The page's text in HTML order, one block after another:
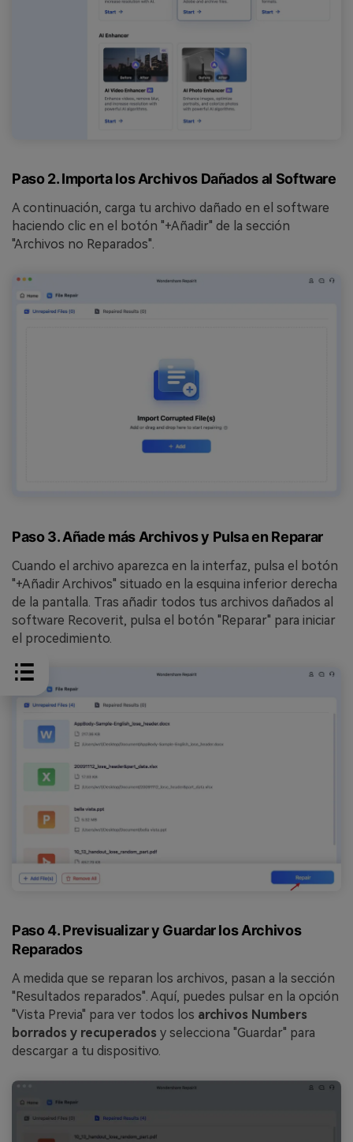
Paso 2. Importa los Archivos Dañados al Software
A continuación, carga tu archivo dañado en el software
haciendo clic en el botón "+Añadir" de la sección
"Archivos no Reparados".
Paso 3. Añade más Archivos y Pulsa en Reparar
Cuando el archivo aparezca en la interfaz, pulsa el botón
"+Añadir Archivos" situado en la esquina inferior derecha
de la pantalla. Tras añadir todos tus archivos dañados al
software Recoverit, pulsa el botón "Reparar" para iniciar
el procedimiento.
Paso 4. Previsualizar y Guardar los Archivos
Reparados
A medida que se reparan los archivos, pasan a la sección
"Resultados reparados". Aquí, puedes pulsar en la opción
"Vista Previa" para ver todos los archivos Numbers
borrados y recuperados y selecciona "Guardar" para
descargar a tu dispositivo.